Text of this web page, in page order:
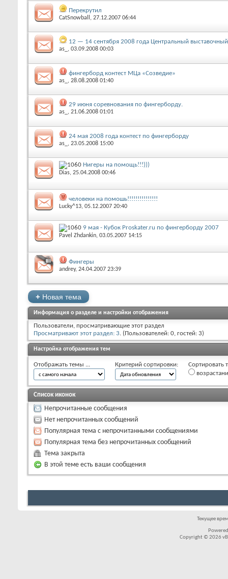
Перекрутил
CatSnowball ‎, 27.12.2007 06:44
12 — 14 сентября 2008 года Центральный
as_ ‎, 03.09.2008 00:03
фингерборд контест МЦа «Созведие»
as_ ‎, 28.08.2008 01:40
29 июня соревнования по фингерборду.
as_ ‎, 21.06.2008 01:01
24 мая 2008 года контест по фингерборду
as_ ‎, 23.05.2008 15:00
Нигеры на помощь!!!)))
Dias‎, 25.04.2008 00:46
человеки на помошь!!!!!!!!!!!!!!!
Lucky^13‎, 05.12.2007 20:40
9 мая - Кубок Proskater.ru по фингерборду 2007
Pavel Zhdankin‎, 03.05.2007 14:15
Фингеры
andrey‎, 24.04.2007 23:39
+ Новая тема
Информация о разделе и настройки отображения
Пользователи, просматривающие этот раздел
Просматривают этот раздел: 3. (Пользователей: 0, гостей: 3)
Настройка отображения тем
Отображать темы ... Критерий сортировки:
Сортировать
Список иконок
Непрочитанные сообщения
Нет непрочитанных сообщений
Популярная тема с непрочитанными сообщениями
Популярная тема без непрочитанных сообщений
Тема закрыта
В этой теме есть ваши сообщения
Текущее
Copyright © 2026